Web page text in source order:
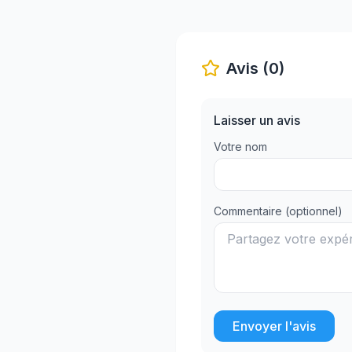
Avis (0)
Laisser un avis
Votre nom
Commentaire (optionnel)
Envoyer l'avis